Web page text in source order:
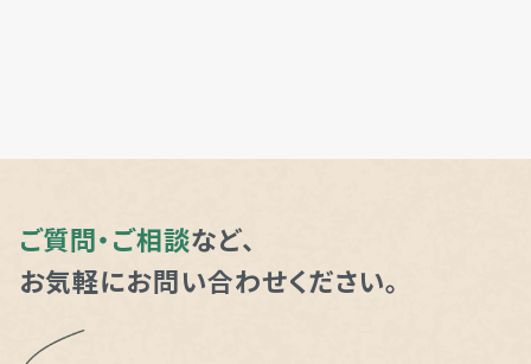
ご質問・ご相談など、
お気軽にお問い合わせください。